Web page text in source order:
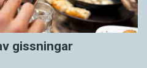
gissningar